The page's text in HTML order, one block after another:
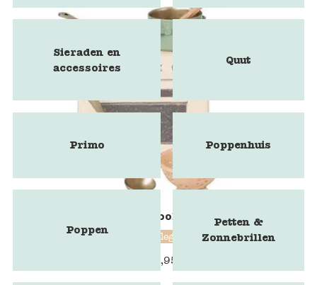
Maileg - Cooking set
maileg
19,95
Sieraden en
accessoires
Quut
Primo Poppenhuis
Poppen
Petten &
Zonnebrillen